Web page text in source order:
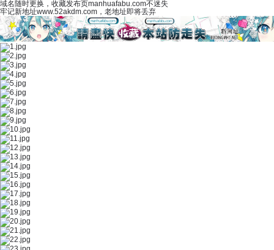
域名随时更换，收藏发布页manhuafabu.com不迷失
牢记新地址www.52akdm.com，老地址即将丢弃